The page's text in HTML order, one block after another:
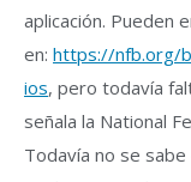
aplicación. Pueden
en: https://nfb.org/
ios, pero todavía
señala la National
Todavía no se